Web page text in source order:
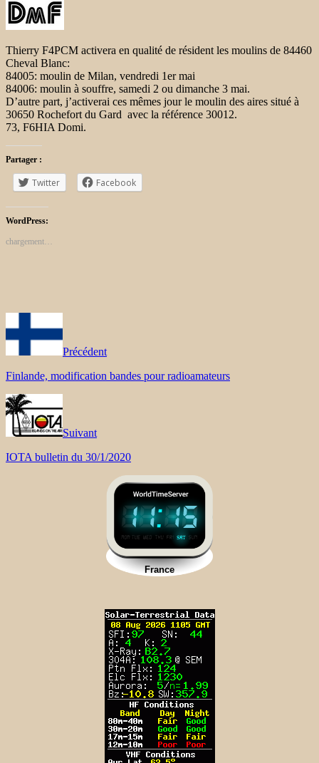
Thierry F4PCM activera en qualité de résident les moulins de 84460
Cheval Blanc:
84005: moulin de Milan, vendredi 1er mai
84006: moulin à souffre, samedi 2 ou dimanche 3 mai.
D’autre part, j’activerai ces mêmes jour le moulin des aires situé à
30650 Rochefort du Gard avec la référence 30012.
73, F6HIA Domi.
Partager :
Twitter Facebook
WordPress:
chargement…
Précédent
Finlande, modification bandes pour radioamateurs
Suivant
IOTA bulletin du 30/1/2020